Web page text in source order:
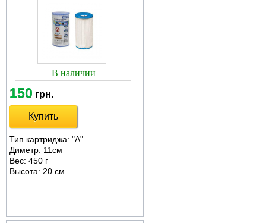
В наличии
150 грн.
Купить
Тип картриджа: "А"
Диметр: 11см
Вес: 450 г
Высота: 20 см